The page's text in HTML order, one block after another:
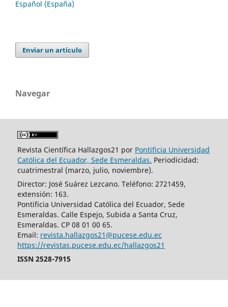
Español (España)
Enviar un artículo
Navegar
Revista Científica Hallazgos21 por Pontificia Universidad
Católica del Ecuador, Sede Esmeraldas. Periodicidad:
cuatrimestral (marzo, julio, noviembre).
Director: José Suárez Lezcano. Teléfono: 2721459,
extensión: 163.
Pontificia Universidad Católica del Ecuador, Sede
Esmeraldas. Calle Espejo, Subida a Santa Cruz,
Esmeraldas. CP 08 01 00 65.
Email: revista.hallazgos21@pucese.edu.ec
https://revistas.pucese.edu.ec/hallazgos21
ISSN 2528-7915